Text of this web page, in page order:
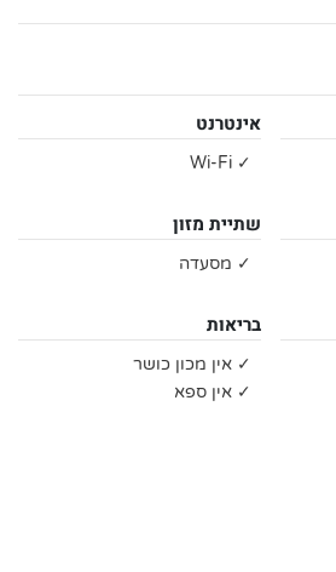
אינטרנט
✓ Wi-Fi
שתיית מזון
✓ מסעדה
בריאות
✓ אין מכון כושר
✓ אין ספא